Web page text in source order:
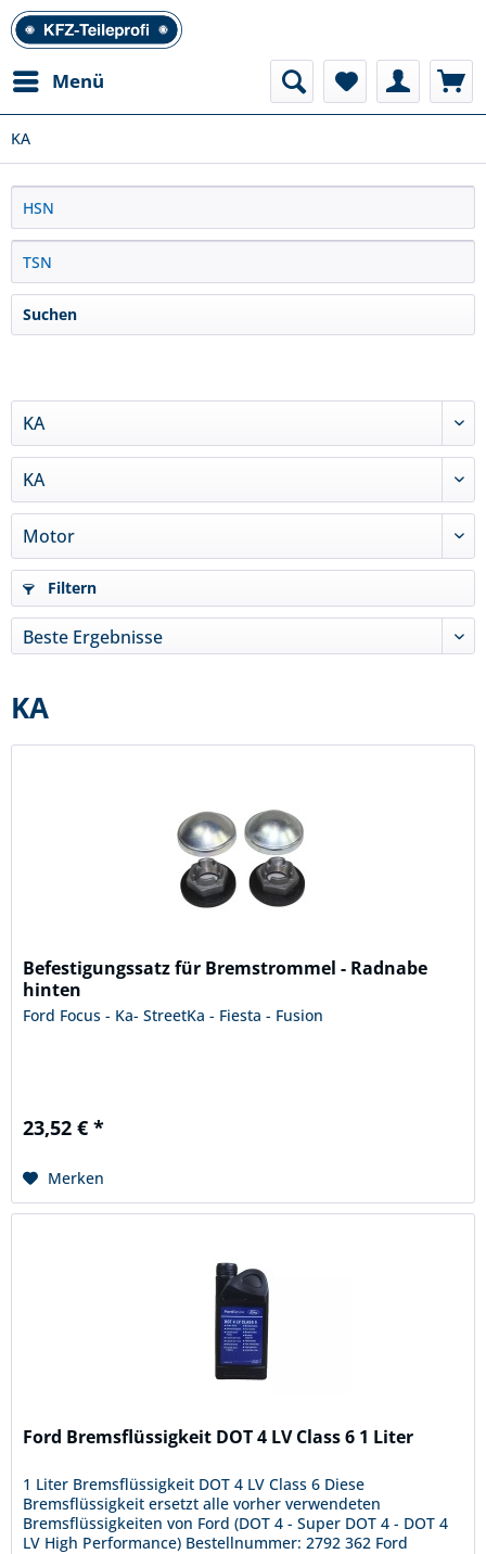
Menü
KA
Filtern
KA
Befestigungssatz für Bremstrommel - Radnabe
hinten
Ford Focus - Ka- StreetKa - Fiesta - Fusion
23,52 € *
Merken
Ford Bremsflüssigkeit DOT 4 LV Class 6 1 Liter
1 Liter Bremsflüssigkeit DOT 4 LV Class 6 Diese
Bremsflüssigkeit ersetzt alle vorher verwendeten
Bremsflüssigkeiten von Ford (DOT 4 - Super DOT 4 - DOT 4
LV High Performance) Bestellnummer: 2792 362 Ford